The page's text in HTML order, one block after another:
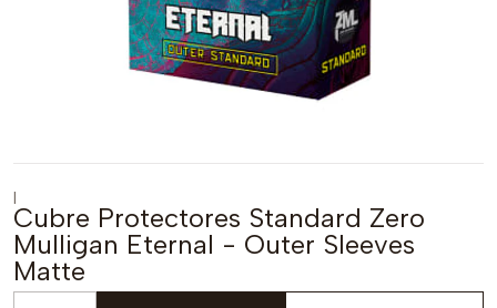
|
Cubre Protectores Standard Zero
Mulligan Eternal - Outer Sleeves
Matte